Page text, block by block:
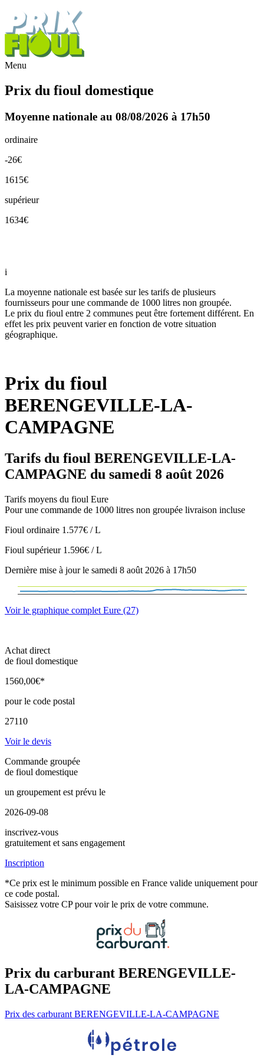
Menu
Prix du fioul domestique
Moyenne nationale au 08/08/2026 à 17h50
ordinaire
-26€
1615€
supérieur
1634€
i
La moyenne nationale est basée sur les tarifs de plusieurs
fournisseurs pour une commande de 1000 litres non groupée.
Le prix du fioul entre 2 communes peut être fortement différent. En
effet les prix peuvent varier en fonction de votre situation
géographique.
Prix du fioul
BERENGEVILLE-LA-
CAMPAGNE
Tarifs du fioul BERENGEVILLE-LA-
CAMPAGNE du samedi 8 août 2026
Tarifs moyens du fioul Eure
Pour une commande de 1000 litres non groupée livraison incluse
Fioul ordinaire 1.577€ / L
Fioul supérieur 1.596€ / L
Dernière mise à jour le samedi 8 août 2026 à 17h50
Voir le graphique complet Eure (27)
Achat direct
de fioul domestique
1560,00€*
pour le code postal
27110
Voir le devis
Commande groupée
de fioul domestique
un groupement est prévu le
2026-09-08
inscrivez-vous
gratuitement et sans engagement
Inscription
*Ce prix est le minimum possible en France valide uniquement pour
ce code postal.
Saisissez votre CP pour voir le prix de votre commune.
Prix du carburant BERENGEVILLE-
LA-CAMPAGNE
Prix des carburant BERENGEVILLE-LA-CAMPAGNE